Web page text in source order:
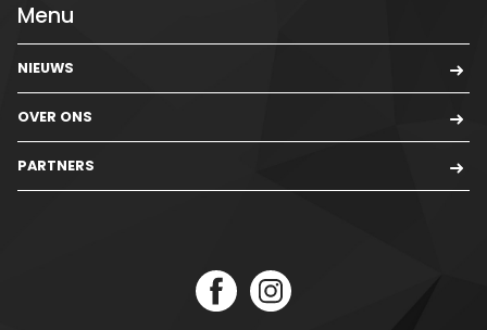
Menu
NIEUWS
OVER ONS
PARTNERS